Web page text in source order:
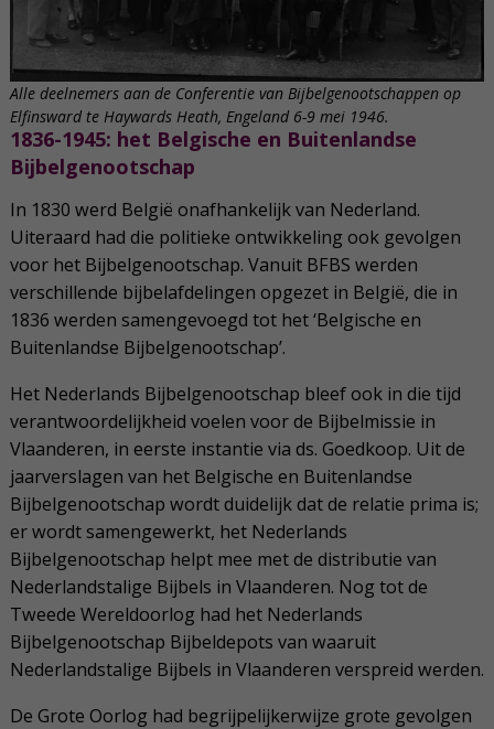
Alle deelnemers aan de Conferentie van Bijbelgenootschappen op
Elfinsward te Haywards Heath, Engeland 6-9 mei 1946.
1836-1945: het Belgische en Buitenlandse
Bijbelgenootschap
In 1830 werd België onafhankelijk van Nederland.
Uiteraard had die politieke ontwikkeling ook gevolgen
voor het Bijbelgenootschap. Vanuit BFBS werden
verschillende bijbelafdelingen opgezet in België, die in
1836 werden samengevoegd tot het ‘Belgische en
Buitenlandse Bijbelgenootschap’.
Het Nederlands Bijbelgenootschap bleef ook in die tijd
verantwoordelijkheid voelen voor de Bijbelmissie in
Vlaanderen, in eerste instantie via ds. Goedkoop. Uit de
jaarverslagen van het Belgische en Buitenlandse
Bijbelgenootschap wordt duidelijk dat de relatie prima is;
er wordt samengewerkt, het Nederlands
Bijbelgenootschap helpt mee met de distributie van
Nederlandstalige Bijbels in Vlaanderen. Nog tot de
Tweede Wereldoorlog had het Nederlands
Bijbelgenootschap Bijbeldepots van waaruit
Nederlandstalige Bijbels in Vlaanderen verspreid werden.
De Grote Oorlog had begrijpelijkerwijze grote gevolgen